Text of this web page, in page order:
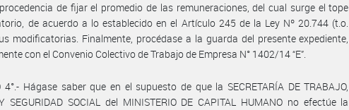
de fijar el promedio de las remuneraciones, del cual surge el tope
de acuerdo a lo establecido en el Artículo 245 de la Ley Nº 20.744 (t.o.
modificatorias. Finalmente, procédase a la guarda del presente expediente,
con el Convenio Colectivo de Trabajo de Empresa N° 1402/14 “E”.
4°.- Hágase saber que en el supuesto de que la SECRETARÍA DE TRABAJO,
SEGURIDAD SOCIAL del MINISTERIO DE CAPITAL HUMANO no efectúe la